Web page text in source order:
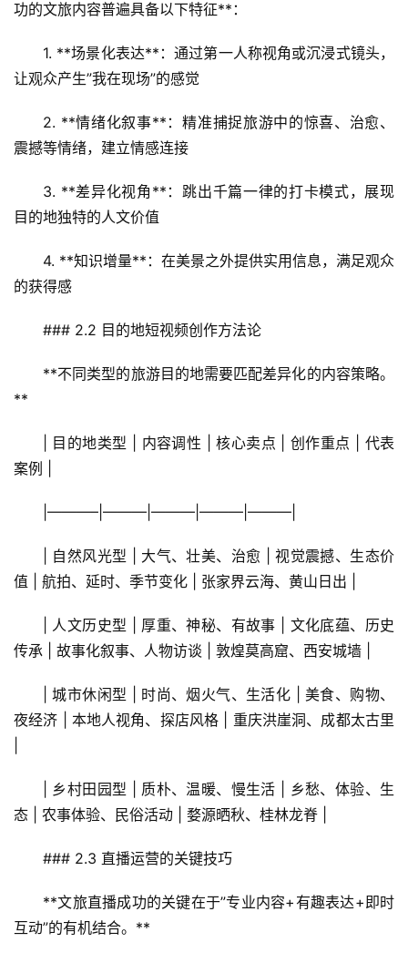
功的文旅内容普遍具备以下特征**：
1. **场景化表达**：通过第一人称视角或沉浸式镜头，
让观众产生”我在现场”的感觉
2. **情绪化叙事**：精准捕捉旅游中的惊喜、治愈、
震撼等情绪，建立情感连接
3. **差异化视角**：跳出千篇一律的打卡模式，展现
目的地独特的人文价值
4. **知识增量**：在美景之外提供实用信息，满足观众
的获得感
### 2.2 目的地短视频创作方法论
**不同类型的旅游目的地需要匹配差异化的内容策略。
**
| 目的地类型 | 内容调性 | 核心卖点 | 创作重点 | 代表
案例 |
|———–|———|———|———|———|
| 自然风光型 | 大气、壮美、治愈 | 视觉震撼、生态价
值 | 航拍、延时、季节变化 | 张家界云海、黄山日出 |
| 人文历史型 | 厚重、神秘、有故事 | 文化底蕴、历史
传承 | 故事化叙事、人物访谈 | 敦煌莫高窟、西安城墙 |
| 城市休闲型 | 时尚、烟火气、生活化 | 美食、购物、
夜经济 | 本地人视角、探店风格 | 重庆洪崖洞、成都太古里
| 乡村田园型 | 质朴、温暖、慢生活 | 乡愁、体验、生
态 | 农事体验、民俗活动 | 婺源晒秋、桂林龙脊 |
### 2.3 直播运营的关键技巧
**文旅直播成功的关键在于”专业内容+有趣表达+即时
互动”的有机结合。**